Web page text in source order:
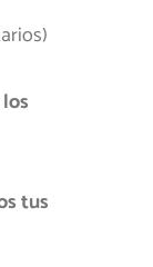
tus